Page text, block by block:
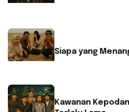
Siapa yang
Kawanan